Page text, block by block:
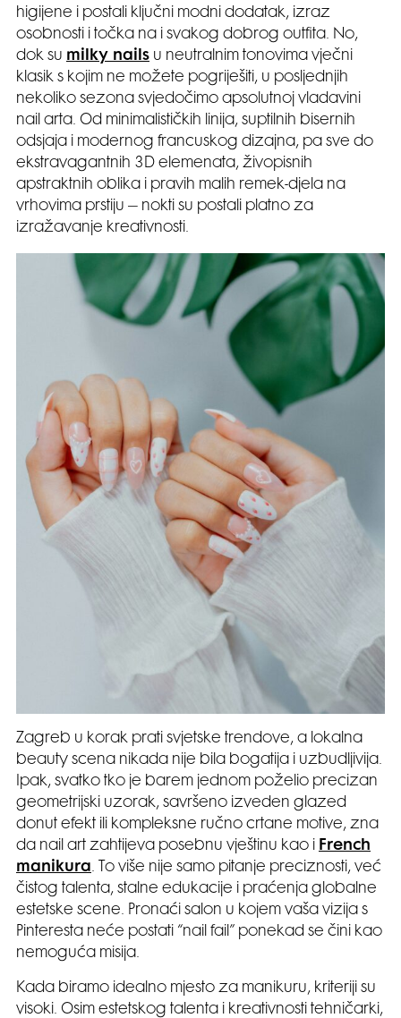
higijene i postali ključni modni dodatak, izraz
osobnosti i točka na i svakog dobrog outfita. No,
dok su milky nails u neutralnim tonovima vječni
klasik s kojim ne možete pogriješiti, u posljednjih
nekoliko sezona svjedočimo apsolutnoj vladavini
nail arta. Od minimalističkih linija, suptilnih bisernih
odsjaja i modernog francuskog dizajna, pa sve do
ekstravagantnih 3D elemenata, živopisnih
apstraktnih oblika i pravih malih remek-djela na
vrhovima prstiju – nokti su postali platno za
izražavanje kreativnosti.
Zagreb u korak prati svjetske trendove, a lokalna
beauty scena nikada nije bila bogatija i uzbudljivija.
Ipak, svatko tko je barem jednom poželio precizan
geometrijski uzorak, savršeno izveden glazed
donut efekt ili kompleksne ručno crtane motive, zna
da nail art zahtijeva posebnu vještinu kao i
French
manikura. To više nije samo pitanje preciznosti, već
čistog talenta, stalne edukacije i praćenja globalne
estetske scene. Pronaći salon u kojem vaša vizija s
Pinteresta neće postati “nail fail” ponekad se čini kao
nemoguća misija.
Kada biramo idealno mjesto za manikuru, kriteriji su
visoki. Osim estetskog talenta i kreativnosti tehničarki,